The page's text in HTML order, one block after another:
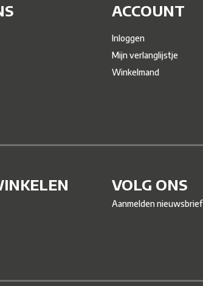
ACCOUNT
Inloggen
Mijn verlanglijstje
Winkelmand
VOLG ONS
Aanmelden nieuwsbrief